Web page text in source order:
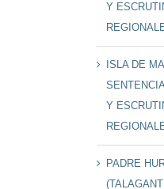
Y
ISLA DE
Y
PADRE